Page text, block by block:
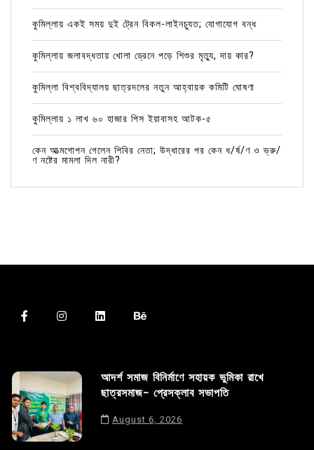
কুমিল্লায় একই সময় দুই ট্রেন বিকল-লাইনচ্যুত; যোগাযোগ বন্ধ
কুমিল্লায় জলাবদ্ধতায় খোলা ড্রেনে পড়ে শিশুর মৃত্যু, দায় কার?
কুমিল্লা বিশ্ববিদ্যালয় ছাত্রদলের নতুন আহ্বায়ক কমিটি ঘোষণা
কুমিল্লায় ১ লাখ ৬০ হাজার পিস ইয়াবাসহ আটক-৫
কেন আত্মগোপন গেলেন শিবির নেতা; উদ্ধারের পর কেন ধ/র্ষ/ণ ও ভ্রু/
ণ নষ্টের মামলা দিল নারী?
আদর্শ সমাজ বিনির্মাণে সহায়ক ভুমিকা রাখে
ছাত্রসমাজ- প্রেসক্লাব সভাপতি
August 6, 2026